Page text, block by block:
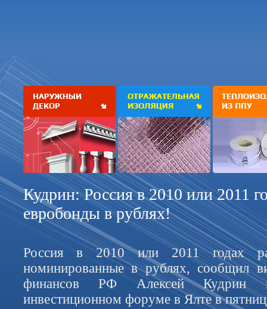
Кудрин: Россия в 2010 или 2011
евробонды в рублях!
Россия в 2010 или 2011 годах
номинированные в рублях, сообщил
финансов РФ Алексей Кудрин
инвестиционном форуме в Ялте в